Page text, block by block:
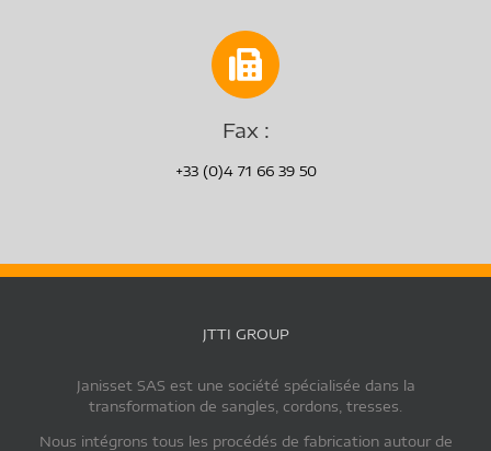
Fax :
+33 (0)4 71 66 39 50
JTTI GROUP
Janisset SAS est une société spécialisée dans la
transformation de sangles, cordons, tresses.
Nous intégrons tous les procédés de fabrication autour de